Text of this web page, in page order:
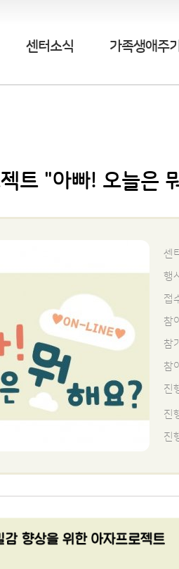
센터소식 가족생애주
트 "아빠! 오늘은
센
행
접
참
참
참
진
진
진